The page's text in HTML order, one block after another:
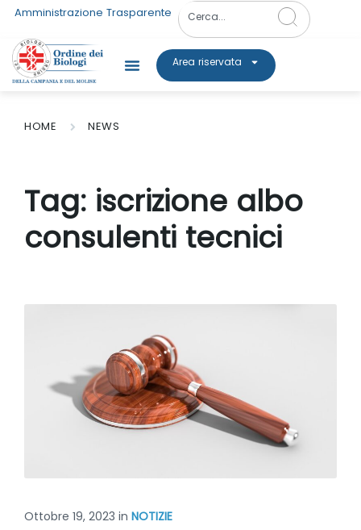
Amministrazione Trasparente
Area riservata
HOME NEWS
Tag: iscrizione albo
consulenti tecnici
Ottobre 19, 2023 in NOTIZIE